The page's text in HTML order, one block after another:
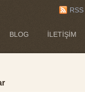
BLOG İLETIŞIM
RSS